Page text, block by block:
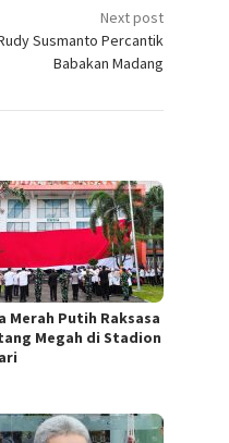
Next post
Susmanto Percantik
Babakan Madang
Merah Putih Raksasa
Megah di Stadion